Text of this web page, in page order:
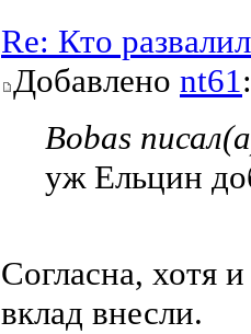
Re: Кто
Добавлено nt61
Bobas
уж Ельцин
Согласна, хотя
вклад внесли.